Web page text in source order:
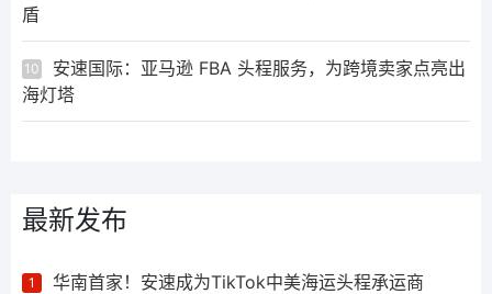
盾
10
安速国际：亚马逊 FBA 头程服务，为跨境卖家点亮出
海灯塔
最新发布
1 华南首家！安速成为TikTok中美海运头程承运商